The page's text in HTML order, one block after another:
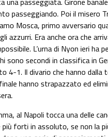
passeggiando. Poi il misero
Mosca, primo avversario
azzurri. Era anche ora che
L’urna di Nyon ieri ha
sono secondi in classifica in
4-1. Il divario che hanno dalla
hanno strapazzato ed
al Napoli tocca una delle
più forti in assoluto, se non la